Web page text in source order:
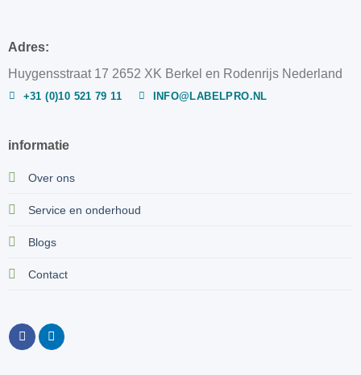
Adres:
Huygensstraat 17 2652 XK Berkel en Rodenrijs Nederland
+31 (0)10 521 79 11 INFO@LABELPRO.NL
informatie
Over ons
Service en onderhoud
Blogs
Contact